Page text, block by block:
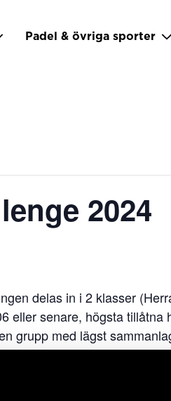
Padel & övriga sporter
2024
delas in i 2 klasser
eller senare, högsta
grupp med lägst
spelare i